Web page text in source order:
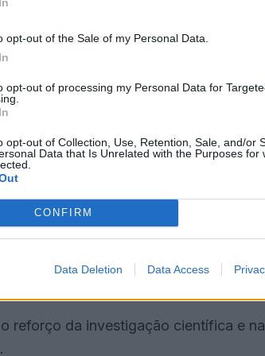
opt-out of the Sale of my Personal Data.
opt-out of processing my Personal Data for
opt-out of Collection, Use, Retention, Sale, and/or
Data that Is Unrelated with the Purposes for
CONFIRM
Data Deletion Data Access
mesas-redondas, apresentação
do Politécnico de Portalegre.
nas áreas das energias
no contexto luso-brasileiro.
anunciados os resultados da
projetos de investigação
reforço da investigação científica e na